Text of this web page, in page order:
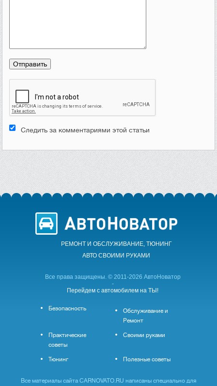
Следить за комментариями этой статьи
РЕМОНТ И ОБСЛУЖИВАНИЕ, ТЮНИНГ
АВТО CВОИМИ РУКАМИ
Все права защищены. © 2011-2026 АвтоНоватор
-
Перейдем с автомобилем на ТЫ!
Безопасность
Обслуживание и
Ремонт
Практические
советы
Своими руками
Тюнинг Полезные советы
Все материалы сайта CARNOVATO.RU написаны специально для